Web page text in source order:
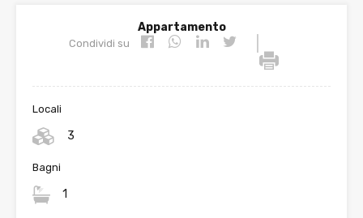
Appartamento
Condividi su
Locali
3
Bagni
1